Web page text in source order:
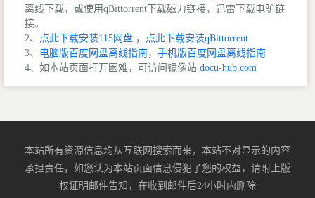
离线下载，或使用qBittorrent下载磁力链接，迅雷下载电驴链
接。
2、
点此下载安装115网盘 ，
点此下载安装qBittorrent
3、
电脑版百度网盘离线指南， 手机版百度网盘离线指南
4、如本站页面打开困难，可访问镜像站 docu-hub.com
本站所有资源信息均从互联网搜索而来，本站不对显示的内容
承担责任，如您认为本站页面信息侵犯了您的权益，请附上版
权证明邮件告知，在收到邮件后24小时内删除